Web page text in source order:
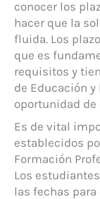
conocer los
hacer que la
fluida. Los
que es
requisitos y
de Educación
oportunidad de
Es de vital
establecidos
Formación
Los
las fechas